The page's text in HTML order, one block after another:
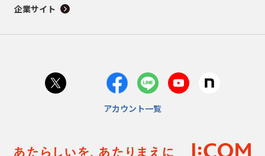
企業サイト
アカウント一覧